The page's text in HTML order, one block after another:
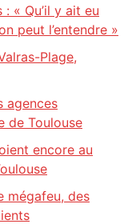
« Qu’il y ait eu
peut l’entendre »
Plage,
agences
de Toulouse
encore au
mégafeu, des